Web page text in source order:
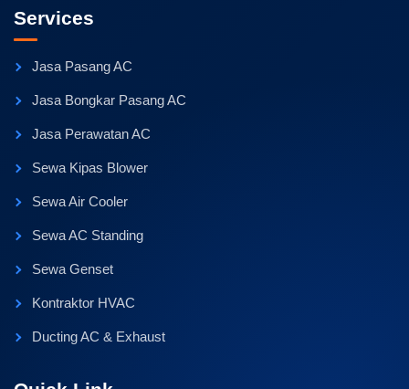
Services
Jasa Pasang AC
Jasa Bongkar Pasang AC
Jasa Perawatan AC
Sewa Kipas Blower
Sewa Air Cooler
Sewa AC Standing
Sewa Genset
Kontraktor HVAC
Ducting AC & Exhaust